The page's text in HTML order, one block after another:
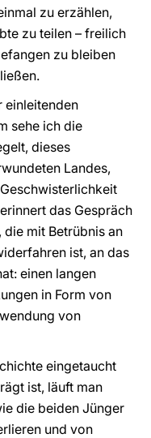
zu erzählen,
zu teilen – freilich
zu bleiben
einleitenden
sehe ich die
dieses
Landes,
das Gespräch
mit Betrübnis an
ist, an das
einen langen
in Form von
von
eingetaucht
ist, läuft man
die beiden Jünger
und von